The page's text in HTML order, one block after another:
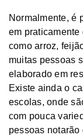
Normalmente, é
em
como arroz,
muitas pessoas
elaborado em
Existe ainda o
escolas, onde
com pouca
pessoas